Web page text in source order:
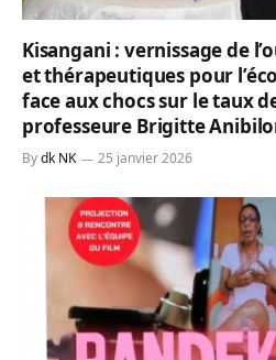
Kisangani : vernissage de
et thérapeutiques pour
face aux chocs sur le taux
professeure Brigitte
Bydk NK 25 janvier 2026